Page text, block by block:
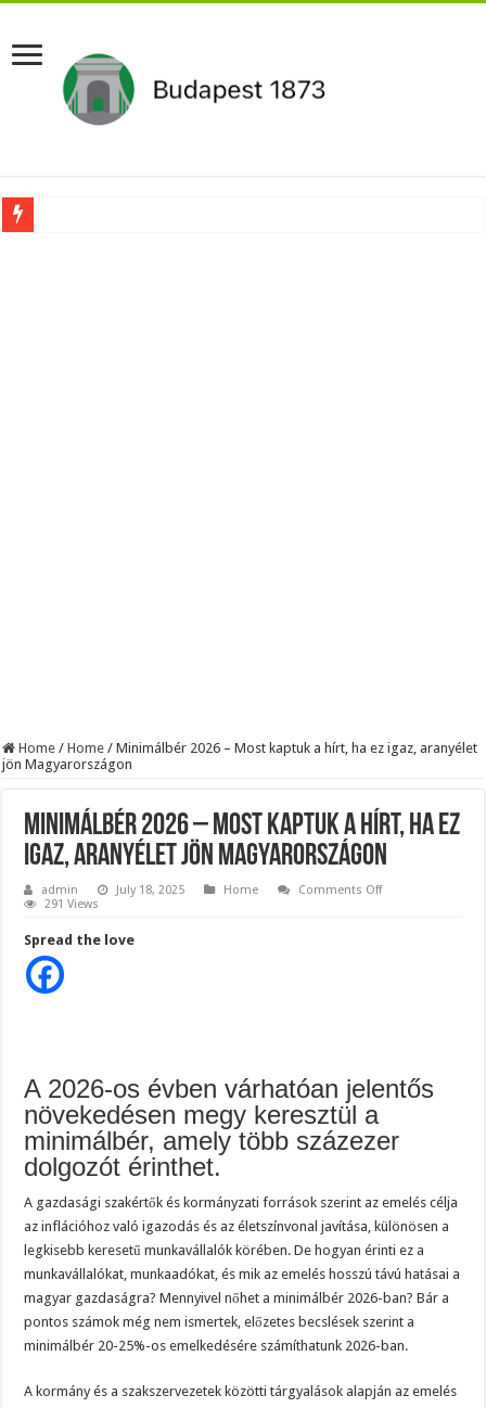
Home / Home / Minimálbér 2026 – Most kaptuk a hírt, ha ez igaz, aranyélet
jön Magyarországon
Minimálbér 2026 – Most kaptuk a hírt, ha ez
igaz, aranyélet jön Magyarországon
admin July 18, 2025 Home Comments Offon
291 Views
Spread the love
A 2026-os évben várhatóan jelentős
növekedésen megy keresztül a
minimálbér, amely több százezer
dolgozót érinthet.
A gazdasági szakértők és kormányzati források szerint az emelés célja
az inflációhoz való igazodás és az életszínvonal javítása, különösen a
legkisebb keresetű munkavállalók körében. De hogyan érinti ez a
munkavállalókat, munkaadókat, és mik az emelés hosszú távú hatásai a
magyar gazdaságra? Mennyivel nőhet a minimálbér 2026-ban? Bár a
pontos számok még nem ismertek, előzetes becslések szerint a
minimálbér 20-25%-os emelkedésére számíthatunk 2026-ban.
A kormány és a szakszervezetek közötti tárgyalások alapján az emelés